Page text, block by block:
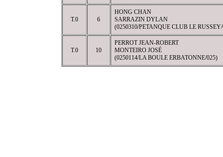
T.0 6
HONG CHAN
SARRAZIN DYLAN
(0250310/PETANQUE CLUB LE
T.0 10
PERROT JEAN-ROBERT
MONTEIRO JOSÉ
(0250114/LA BOULE ERBATONNE/025)